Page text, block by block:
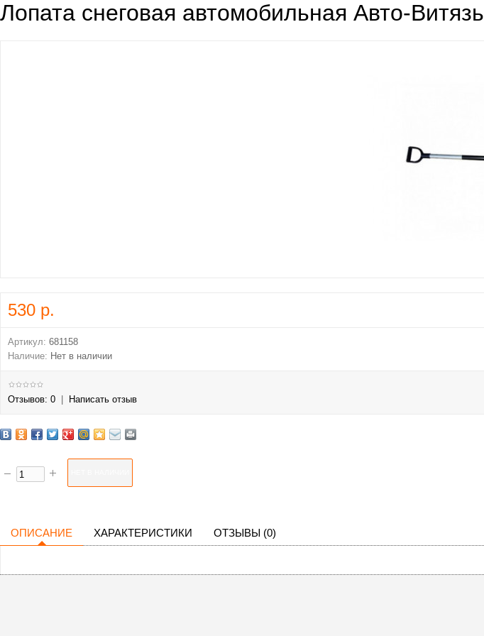
Лопата снеговая автомобильная Авто-Витязь
530 р.
Артикул: 681158
Наличие: Нет в наличии
Отзывов: 0 Написать отзыв
ОПИСАНИЕ ХАРАКТЕРИСТИКИ ОТЗЫВЫ (0)